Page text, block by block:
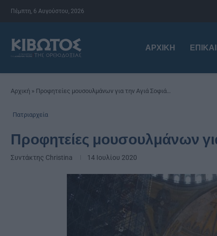
Πέμπτη, 6 Αυγούστου, 2026
ΑΡΧΙΚΉ
Αρχική » Προφητείες μουσουλμάνων για την Αγιά Σοφιά…
Πατριαρχεία
Προφητείες μουσουλμάνων
Συντάκτης Christina 14 Ιουλίου 2020